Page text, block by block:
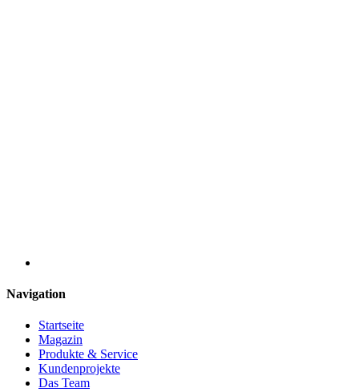
Navigation
Startseite
Magazin
Produkte & Service
Kundenprojekte
Das Team